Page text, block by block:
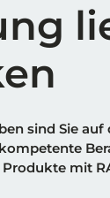
sind Sie auf
mit